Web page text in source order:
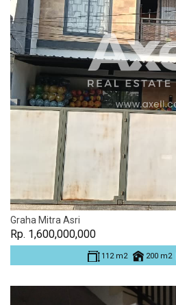
Graha Mitra Asri
Rp. 1,600,000,000
112 m2 200 m2